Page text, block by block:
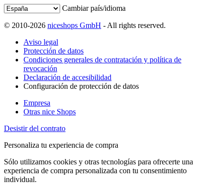
Cambiar país/idioma
© 2010-2026 niceshops GmbH - All rights reserved.
Aviso legal
Protección de datos
Condiciones generales de contratación y política de
revocación
Declaración de accesibilidad
Configuración de protección de datos
Empresa
Otras nice Shops
Desistir del contrato
Personaliza tu experiencia de compra
Sólo utilizamos cookies y otras tecnologías para ofrecerte una
experiencia de compra personalizada con tu consentimiento
individual.